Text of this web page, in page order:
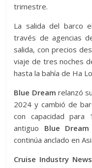
trimestre.
La salida del barco
través de agencias
salida, con precios
viaje de tres noches
hasta la bahía de Ha
Blue Dream relanzó
2024 y cambió de
con capacidad para
antiguo Blue Dream
continúa anclado en
Cruise Industry News